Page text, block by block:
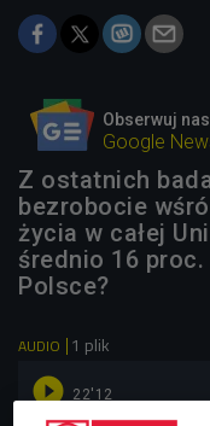
Obserwuj
Google
Z ostatnich
bezrobocie
życia w całej
średnio 16
Polsce?
AUDIO 1 plik
 22'12